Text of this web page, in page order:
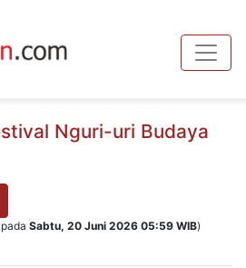
Nguri-uri Budaya
Sabtu, 20 Juni 2026 05:59 WIB)